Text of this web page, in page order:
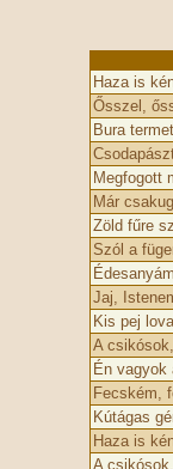
Haza is
Ősszel,
Bura
Megfogott
Már
Zöld fűre
Szól a
Jaj,
Kis pej
A
Én vagyok
Fecském,
Kútágas
Haza is
A